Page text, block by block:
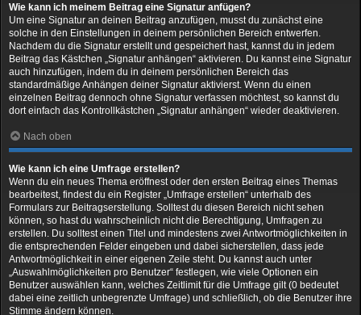
Wie kann ich meinem Beitrag eine Signatur anfügen?
Um eine Signatur an deinen Beitrag anzufügen, musst du zunächst eine
solche in den Einstellungen in deinem persönlichen Bereich entwerfen.
Nachdem du die Signatur erstellt und gespeichert hast, kannst du in jedem
Beitrag das Kästchen „Signatur anhängen“ aktivieren. Du kannst eine Signatur
auch hinzufügen, indem du in deinem persönlichen Bereich das
standardmäßige Anhängen deiner Signatur aktivierst. Wenn du einen
einzelnen Beitrag dennoch ohne Signatur verfassen möchtest, so kannst du
dort einfach das Kontrollkästchen „Signatur anhängen“ wieder deaktivieren.
Nach oben
Wie kann ich eine Umfrage erstellen?
Wenn du ein neues Thema eröffnest oder den ersten Beitrag eines Themas
bearbeitest, findest du ein Register „Umfrage erstellen“ unterhalb des
Formulars zur Beitragserstellung. Solltest du diesen Bereich nicht sehen
können, so hast du wahrscheinlich nicht die Berechtigung, Umfragen zu
erstellen. Du solltest einen Titel und mindestens zwei Antwortmöglichkeiten in
die entsprechenden Felder eingeben und dabei sicherstellen, dass jede
Antwortmöglichkeit in einer eigenen Zeile steht. Du kannst auch unter
„Auswahlmöglichkeiten pro Benutzer“ festlegen, wie viele Optionen ein
Benutzer auswählen kann, welches Zeitlimit für die Umfrage gilt (0 bedeutet
dabei eine zeitlich unbegrenzte Umfrage) und schließlich, ob die Benutzer ihre
Stimme ändern können.